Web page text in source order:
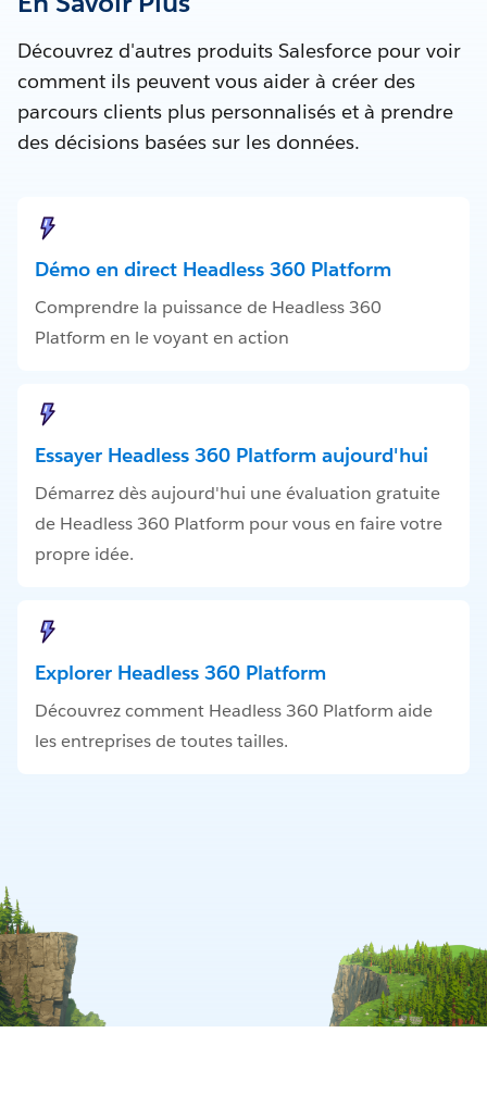
Découvrez d'autres produits Salesforce pour voir
comment ils peuvent vous aider à créer des
parcours clients plus personnalisés et à prendre
des décisions basées sur les données.
Démo en direct Headless 360 Platform
Comprendre la puissance de Headless 360
Platform en le voyant en action
Essayer Headless 360 Platform aujourd'hui
Démarrez dès aujourd'hui une évaluation gratuite
de Headless 360 Platform pour vous en faire votre
propre idée.
Explorer Headless 360 Platform
Découvrez comment Headless 360 Platform aide
les entreprises de toutes tailles.